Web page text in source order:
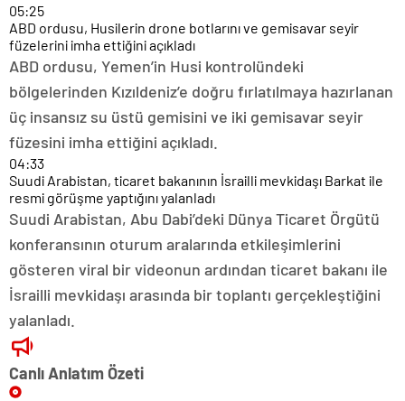
05:25
ABD ordusu, Husilerin drone botlarını ve gemisavar seyir
füzelerini imha ettiğini açıkladı
ABD ordusu, Yemen’in Husi kontrolündeki
bölgelerinden Kızıldeniz’e doğru fırlatılmaya hazırlanan
üç insansız su üstü gemisini ve iki gemisavar seyir
füzesini imha ettiğini açıkladı.
04:33
Suudi Arabistan, ticaret bakanının İsrailli mevkidaşı Barkat ile
resmi görüşme yaptığını yalanladı
Suudi Arabistan, Abu Dabi’deki Dünya Ticaret Örgütü
konferansının oturum aralarında etkileşimlerini
gösteren viral bir videonun ardından ticaret bakanı ile
İsrailli mevkidaşı arasında bir toplantı gerçekleştiğini
yalanladı.
Canlı Anlatım Özeti